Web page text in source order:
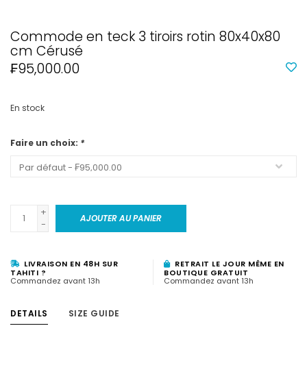
Commode en teck 3 tiroirs rotin 80x40x80
cm Cérusé
₣95,000.00
En stock
Faire un choix: *
+
-
AJOUTER AU PANIER
LIVRAISON EN 48H SUR
TAHITI ?
Commandez avant 13h
RETRAIT LE JOUR MÊME EN
BOUTIQUE GRATUIT
Commandez avant 13h
DETAILS SIZE GUIDE